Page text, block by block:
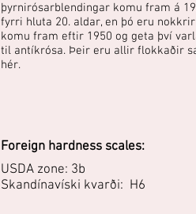
þyrnirósarblendingar komu fram á
fyrri hluta 20. aldar, en þó eru
komu fram eftir 1950 og geta því
til antíkrósa. Þeir eru allir flokkaðir
hér.
Foreign hardness scales:
USDA zone: 3b
Skandínavíski kvarði: H6